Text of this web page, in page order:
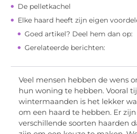
De pelletkachel
Elke haard heeft zijn eigen
Goed artikel? Deel hem dan op:
Gerelateerde berichten:
Veel mensen hebben de wens
hun woning te hebben. Vooral
wintermaanden is het lekker
om een haard te hebben. Er
verschillende soorten haarden